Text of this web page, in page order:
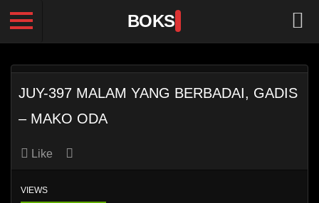
BOKS
JUY-397 MALAM YANG BERBADAI, GADIS
– MAKO ODA
Like
VIEWS